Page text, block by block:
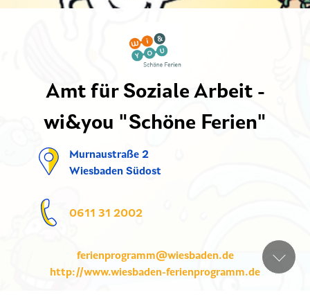
Amt für Soziale Arbeit -
wi&you "Schöne Ferien"
Murnaustraße 2
Wiesbaden Südost
0611 31 2002
ferienprogramm@wiesbaden.de
http://www.wiesbaden-ferienprogramm.de